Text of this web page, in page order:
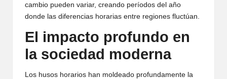
cambio pueden variar, creando períodos del año
donde las diferencias horarias entre regiones fluctúan.
El impacto profundo en
la sociedad moderna
Los husos horarios han moldeado profundamente la